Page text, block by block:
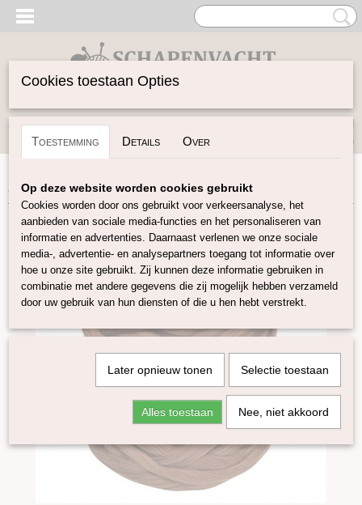
Inloggen Registreren
(0)
Home>Vilten>Lontwol Gekleurd 27/23 mic
Cookies toestaan Opties
Toestemming Details Over
Op deze website worden cookies gebruikt
Cookies worden door ons gebruikt voor verkeersanalyse, het
aanbieden van sociale media-functies en het personaliseren van
informatie en advertenties. Daarnaast verlenen we onze sociale
media-, advertentie- en analysepartners toegang tot informatie over
hoe u onze site gebruikt. Zij kunnen deze informatie gebruiken in
combinatie met andere gegevens die zij mogelijk hebben verzameld
door uw gebruik van hun diensten of die u hen hebt verstrekt.
Later opnieuw tonen Selectie toestaan
Alles toestaan Nee, niet akkoord